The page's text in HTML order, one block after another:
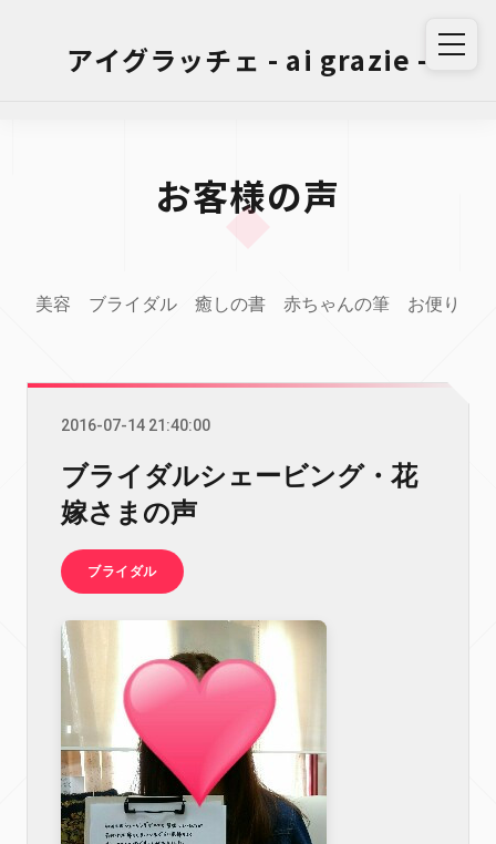
アイグラッチェ - ai grazie -
お客様の声
美容 ブライダル 癒しの書 赤ちゃんの筆 お便り
2016-07-14 21:40:00
ブライダルシェービング・花
嫁さまの声
ブライダル